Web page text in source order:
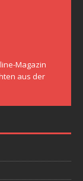
Magazin
aus der